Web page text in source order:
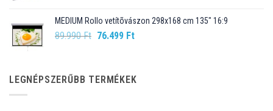
109.990 Ft.98.990 Ft.
MEDIUM Rollo vetítõvászon 298x168 cm 135" 16:9
89.990Ft Original
89.990 Ft.
76.499 FtCurrent
76.499 Ft.
LEGNÉPSZERŰBB TERMÉKEK